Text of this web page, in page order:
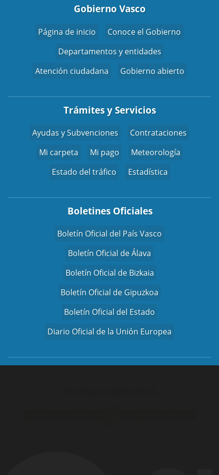
Gobierno Vasco
Página de inicio
Conoce el Gobierno
Departamentos y entidades
Atención ciudadana
Gobierno abierto
Trámites y Servicios
Ayudas y Subvenciones
Contrataciones
Mi carpeta
Mi pago
Meteorología
Estado del tráfico
Estadística
Boletines Oficiales
Boletín Oficial del País Vasco
Boletín Oficial de Álava
Boletín Oficial de Bizkaia
Boletín Oficial de Gipuzkoa
Boletín Oficial del Estado
Diario Oficial de la Unión Europea